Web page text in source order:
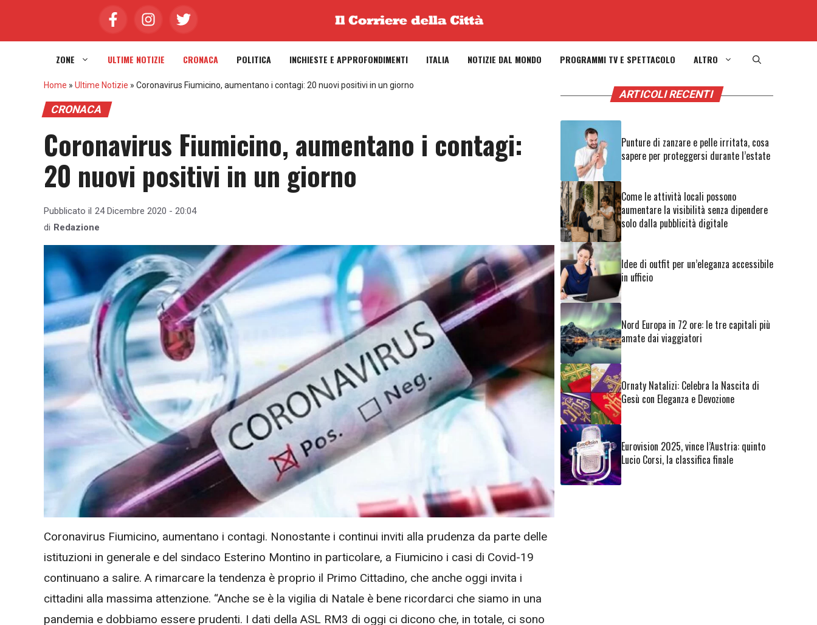
ZONE ULTIME NOTIZIE CRONACA POLITICA INCHIESTE E APPROFONDIMENTI ITALIA NOTIZIE DAL MONDO PROGRAMMI TV E SPETTACOLO ALTRO
Home » Ultime Notizie » Coronavirus Fiumicino, aumentano i contagi: 20 nuovi positivi in un giorno
CRONACA
Coronavirus Fiumicino, aumentano i contagi:
20 nuovi positivi in un giorno
Pubblicato il 24 Dicembre 2020 - 20:04
di Redazione
Coronavirus Fiumicino, aumentano i contagi. Nonostante i continui inviti alla prudenza da parte delle
istituzioni in generale e del sindaco Esterino Montino in particolare, a Fiumicino i casi di Covid-19
continuano a salire. A rimarcare la tendenza è proprio il Primo Cittadino, che anche oggi invita i
cittadini alla massima attenzione. “Anche se è la vigilia di Natale è bene ricordarci che siamo in una
pandemia e dobbiamo essere prudenti. I dati della ASL RM3 di oggi ci dicono che, in totale, ci sono
ARTICOLI RECENTI
Punture di zanzare e pelle irritata, cosa
sapere per proteggersi durante l’estate
Come le attività locali possono
aumentare la visibilità senza dipendere
solo dalla pubblicità digitale
Idee di outfit per un’eleganza accessibile
in ufficio
Nord Europa in 72 ore: le tre capitali più
amate dai viaggiatori
Ornaty Natalizi: Celebra la Nascita di
Gesù con Eleganza e Devozione
Eurovision 2025, vince l’Austria: quinto
Lucio Corsi, la classifica finale